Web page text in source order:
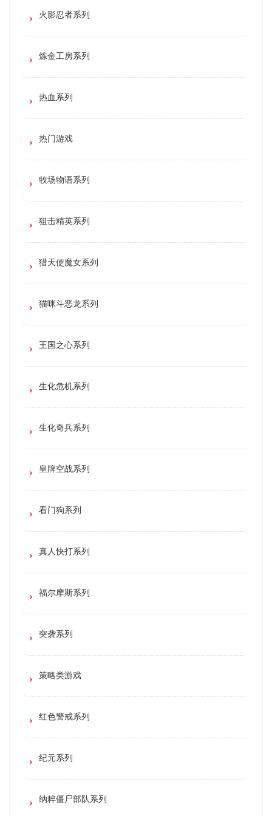
火影忍者系列
炼金工房系列
热血系列
热门游戏
牧场物语系列
狙击精英系列
猎天使魔女系列
猫咪斗恶龙系列
王国之心系列
生化危机系列
生化奇兵系列
皇牌空战系列
看门狗系列
真人快打系列
福尔摩斯系列
突袭系列
策略类游戏
红色警戒系列
纪元系列
纳粹僵尸部队系列